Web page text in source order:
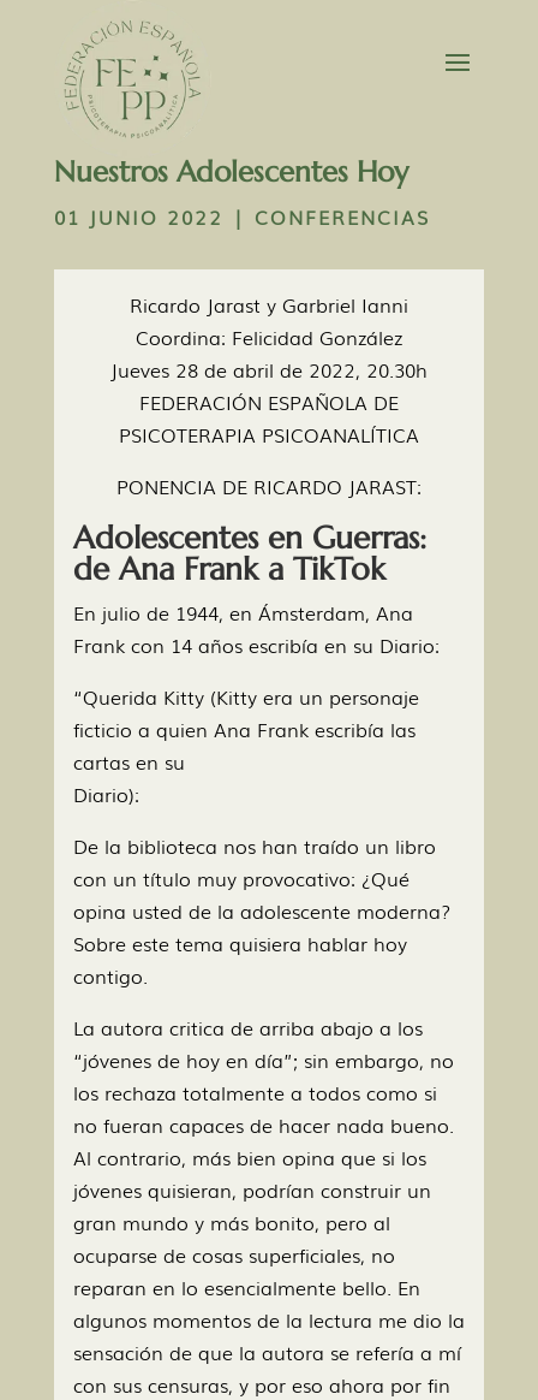
Nuestros Adolescentes Hoy
01 JUNIO 2022 | CONFERENCIAS
Ricardo Jarast y Garbriel Ianni
Coordina: Felicidad González
Jueves 28 de abril de 2022, 20.30h
FEDERACIÓN ESPAÑOLA DE
PSICOTERAPIA PSICOANALÍTICA
PONENCIA DE RICARDO JARAST:
Adolescentes en Guerras:
de Ana Frank a TikTok
En julio de 1944, en Ámsterdam, Ana
Frank con 14 años escribía en su Diario:
“Querida Kitty (Kitty era un personaje
ficticio a quien Ana Frank escribía las
cartas en su
Diario):
De la biblioteca nos han traído un libro
con un título muy provocativo: ¿Qué
opina usted de la adolescente moderna?
Sobre este tema quisiera hablar hoy
contigo.
La autora critica de arriba abajo a los
“jóvenes de hoy en día”; sin embargo, no
los rechaza totalmente a todos como si
no fueran capaces de hacer nada bueno.
Al contrario, más bien opina que si los
jóvenes quisieran, podrían construir un
gran mundo y más bonito, pero al
ocuparse de cosas superficiales, no
reparan en lo esencialmente bello. En
algunos momentos de la lectura me dio la
sensación de que la autora se refería a mí
con sus censuras, y por eso ahora por fin